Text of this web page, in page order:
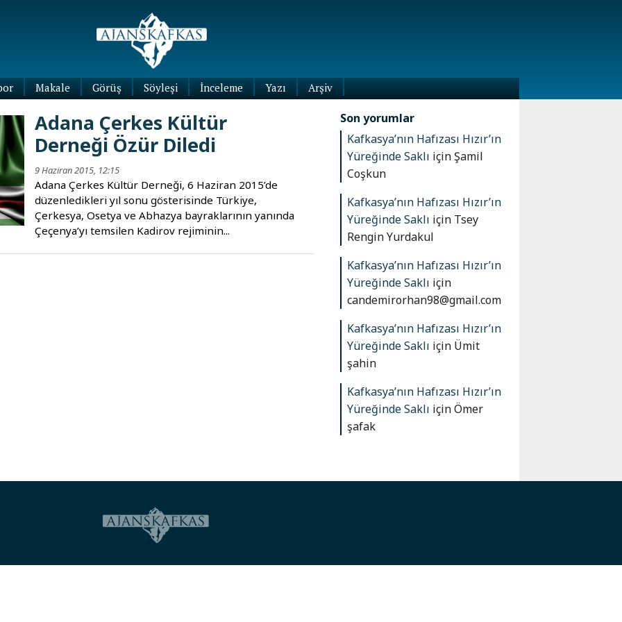
Makale Görüş Söyleşi İnceleme
Yazı
Arşiv
Adana Çerkes Kültür
Derneği Özür Diledi
9 Haziran 2015, 12:15
Adana Çerkes Kültür Derneği, 6 Haziran 2015’de
düzenledikleri yıl sonu gösterisinde Türkiye,
Çerkesya, Osetya ve Abhazya bayraklarının yanında
Çeçenya’yı temsilen Kadirov rejiminin...
Son yorumlar
Kafkasya’nın Hafızası Hızır’ın
Yüreğinde Saklı içinŞamil
Coşkun
Kafkasya’nın Hafızası Hızır’ın
Yüreğinde Saklı için Tsey
Rengin Yurdakul
Kafkasya’nın Hafızası Hızır’ın
Yüreğinde Saklı için
candemirorhan98@gmail.com
Kafkasya’nın Hafızası Hızır’ın
Yüreğinde Saklı için Ümit
şahin
Kafkasya’nın Hafızası Hızır’ın
Yüreğinde Saklı içinÖmer
şafak